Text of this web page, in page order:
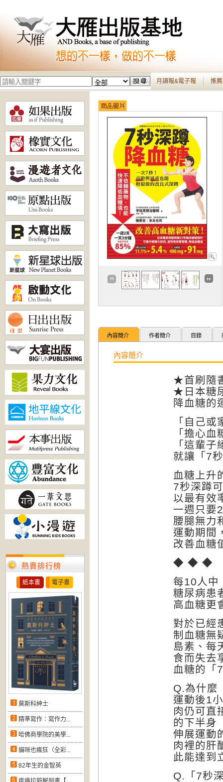
月讀報&電子報 推
熱賣排行榜
紙本書 電子書
莫斯科紳士
精準寫作：寫作力...
哈佛商學院的美學...
貓咪也瘋狂（全彩...
82年生的金智英
內容簡介 作者簡介 目錄
內容簡介
★首刷隨
★日本糖
降血糖的
「自己
「擔心
「這輩
就讓「7
血糖上升
7秒深蹲
以最有效
一週只要
腰腿無力
運動期間
改善血糖
◆ ◆ ◆
每10人中
糖尿病患
高血糖更
對於已經
制血糖無
島素、每
食而失去
血糖的「
Q.為什麼
運動後1
肉仍可直
的下半身
伸展運動
肉裡的肝
此能達到
Q.「7秒